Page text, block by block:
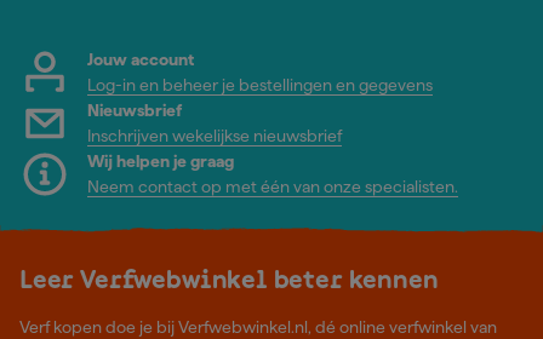
Jouw account
Log-in en beheer je bestellingen en gegevens
Nieuwsbrief
Inschrijven wekelijkse nieuwsbrief
Wij helpen je graag
Neem contact op met één van onze specialisten.
Leer Verfwebwinkel beter kennen
Verf kopen doe je bij Verfwebwinkel.nl, dé online verfwinkel van